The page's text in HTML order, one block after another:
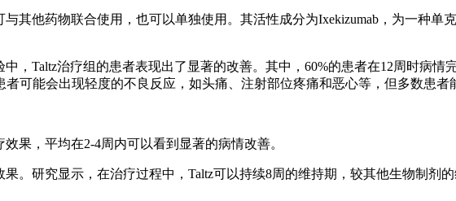
其他药物联合使用，也可以单独使用。其活性成分为Ixekizumab，为一种单
，Taltz治疗组的患者表现出了显著的改善。其中，60%的患者在12周时病情
可能会出现轻度的不良反应，如头痛、注射部位疼痛和恶心等，但多数患者
果，平均在2-4周内可以看到显著的病情改善。
。研究显示，在治疗过程中，Taltz可以持续8周的维持期，较其他生物制剂